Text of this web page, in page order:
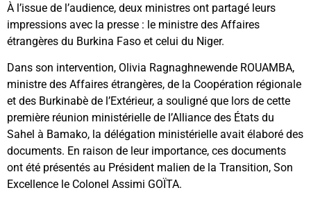
À l’issue de l’audience, deux ministres ont partagé leurs
impressions avec la presse : le ministre des Affaires
étrangères du Burkina Faso et celui du Niger.
Dans son intervention, Olivia Ragnaghnewende ROUAMBA,
ministre des Affaires étrangères, de la Coopération régionale
et des Burkinabè de l’Extérieur, a souligné que lors de cette
première réunion ministérielle de l’Alliance des États du
Sahel à Bamako, la délégation ministérielle avait élaboré des
documents. En raison de leur importance, ces documents
ont été présentés au Président malien de la Transition, Son
Excellence le Colonel Assimi GOÏTA.